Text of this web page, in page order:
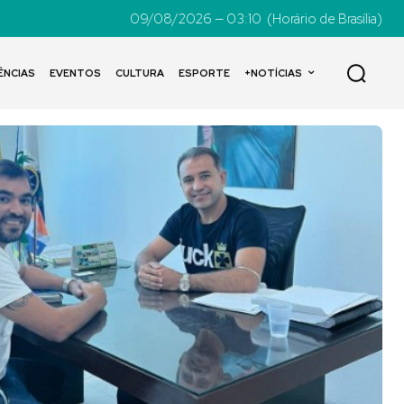
09/08/2026 — 03:10 (Horário de Brasília)
EVENTOS CULTURA ESPORTE +NOTÍCIAS